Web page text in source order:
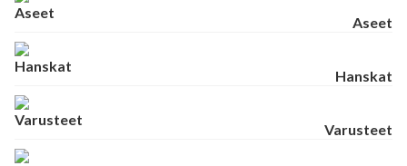
Aseet
Hanskat
Varusteet